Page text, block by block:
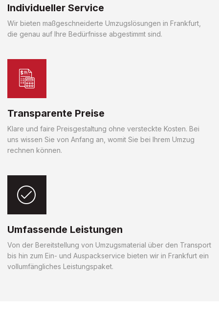
Individueller Service
Wir bieten maßgeschneiderte Umzugslösungen in Frankfurt,
die genau auf Ihre Bedürfnisse abgestimmt sind.
Transparente Preise
Klare und faire Preisgestaltung ohne versteckte Kosten. Bei
uns wissen Sie von Anfang an, womit Sie bei Ihrem Umzug
rechnen können.
Umfassende Leistungen
Von der Bereitstellung von Umzugsmaterial über den Transport
bis hin zum Ein- und Auspackservice bieten wir in Frankfurt ein
vollumfängliches Leistungspaket.